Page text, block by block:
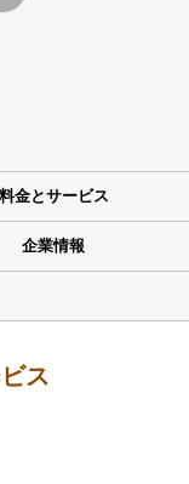
料金とサービス
企業情報
ス